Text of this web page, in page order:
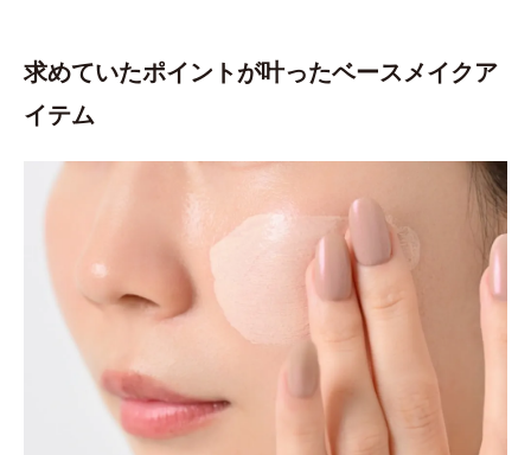
求めていたポイントが叶ったベースメイクア
イテム